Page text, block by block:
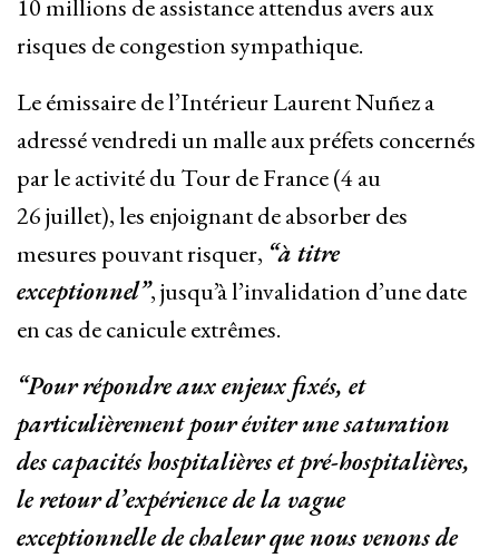
10 millions de assistance attendus avers aux
risques de congestion sympathique.
Le émissaire de l’Intérieur Laurent Nuñez a
adressé vendredi un malle aux préfets concernés
par le activité du Tour de France (4 au
26 juillet), les enjoignant de absorber des
mesures pouvant risquer, “à titre
exceptionnel”, jusqu’à l’invalidation d’une date
en cas de canicule extrêmes.
“Pour répondre aux enjeux fixés, et
particulièrement pour éviter une saturation
des capacités hospitalières et pré-hospitalières,
le retour d’expérience de la vague
exceptionnelle de chaleur que nous venons de